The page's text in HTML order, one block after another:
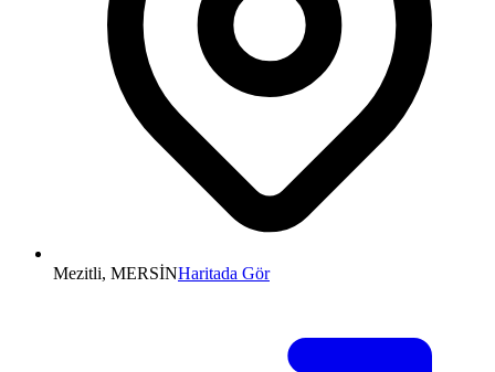
Mezitli, MERSİNHaritada Gör